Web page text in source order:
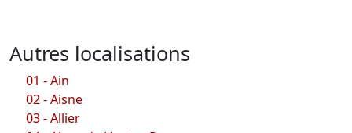
Autres localisations
01 - Ain
02 - Aisne
03 - Allier